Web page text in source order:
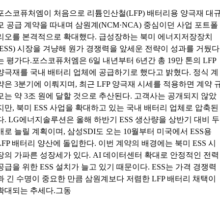
스코퓨처엠이 처음으로 리튬인산철(LFP) 배터리용 양극재 대
공급 계약을 따내며 삼원계(NCM·NCA) 중심이던 사업 포트폴
오를 본격적으로 확대했다. 급성장하는 북미 에너지저장장치
시장을 겨냥해 원가 경쟁력을 앞세운 전략이 성과를 거뒀다
평가다.포스코퓨처엠은 6일 내년부터 6년간 총 19만 톤의 LFP
극재를 국내 배터리 업체에 공급하기로 했다고 밝혔다. 정식 계
은 3분기에 이뤄지며, 최근 LFP 양극재 시세를 적용하면 계약
는 약 3조 원에 달할 것으로 추산된다. 고객사는 공개되지 않았
만, 북미 ESS 사업을 확대하고 있는 국내 배터리 업체로 압축된
. LG에너지솔루션은 올해 하반기 ESS 생산량을 상반기 대비 두
로 늘릴 계획이며, 삼성SDI도 오는 10월부터 미국에서 ESS용
배터리 양산에 돌입한다. 이번 계약의 배경에는 북미 ESS 시
의 가파른 성장세가 있다. AI 데이터센터 확대로 안정적인 전력
급을 위한 ESS 설치가 늘고 있기 때문이다. ESS는 가격 경쟁력
긴 수명이 중요한 만큼 삼원계보다 저렴한 LFP 배터리 채택이
대되는 추세다.그동